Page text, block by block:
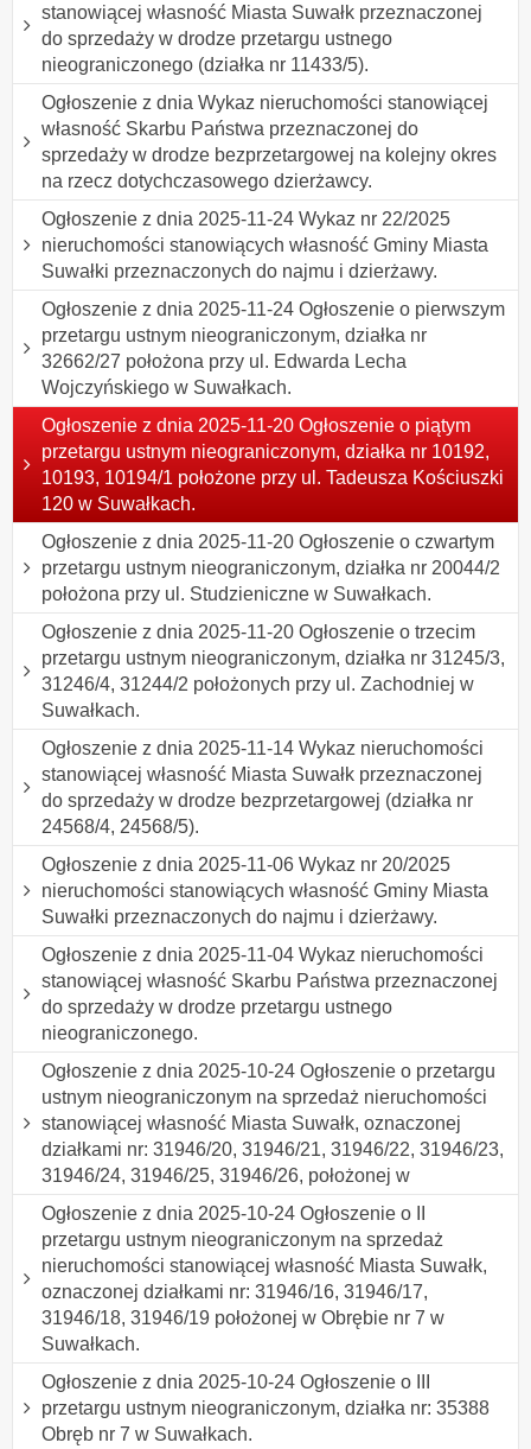
stanowiącej własność Miasta Suwałk przeznaczonej
do sprzedaży w drodze przetargu ustnego
nieograniczonego (działka nr 11433/5).
Ogłoszenie z dnia Wykaz nieruchomości stanowiącej
własność Skarbu Państwa przeznaczonej do
sprzedaży w drodze bezprzetargowej na kolejny okres
na rzecz dotychczasowego dzierżawcy.
Ogłoszenie z dnia 2025-11-24 Wykaz nr 22/2025
nieruchomości stanowiących własność Gminy Miasta
Suwałki przeznaczonych do najmu i dzierżawy.
Ogłoszenie z dnia 2025-11-24 Ogłoszenie o pierwszym
przetargu ustnym nieograniczonym, działka nr
32662/27 położona przy ul. Edwarda Lecha
Wojczyńskiego w Suwałkach.
Ogłoszenie z dnia 2025-11-20 Ogłoszenie o piątym
przetargu ustnym nieograniczonym, działka nr 10192,
10193, 10194/1 położone przy ul. Tadeusza Kościuszki
120 w Suwałkach.
Ogłoszenie z dnia 2025-11-20 Ogłoszenie o czwartym
przetargu ustnym nieograniczonym, działka nr 20044/2
położona przy ul. Studzieniczne w Suwałkach.
Ogłoszenie z dnia 2025-11-20 Ogłoszenie o trzecim
przetargu ustnym nieograniczonym, działka nr 31245/3,
31246/4, 31244/2 położonych przy ul. Zachodniej w
Suwałkach.
Ogłoszenie z dnia 2025-11-14 Wykaz nieruchomości
stanowiącej własność Miasta Suwałk przeznaczonej
do sprzedaży w drodze bezprzetargowej (działka nr
24568/4, 24568/5).
Ogłoszenie z dnia 2025-11-06 Wykaz nr 20/2025
nieruchomości stanowiących własność Gminy Miasta
Suwałki przeznaczonych do najmu i dzierżawy.
Ogłoszenie z dnia 2025-11-04 Wykaz nieruchomości
stanowiącej własność Skarbu Państwa przeznaczonej
do sprzedaży w drodze przetargu ustnego
nieograniczonego.
Ogłoszenie z dnia 2025-10-24 Ogłoszenie o przetargu
ustnym nieograniczonym na sprzedaż nieruchomości
stanowiącej własność Miasta Suwałk, oznaczonej
działkami nr: 31946/20, 31946/21, 31946/22, 31946/23,
31946/24, 31946/25, 31946/26, położonej w
Ogłoszenie z dnia 2025-10-24 Ogłoszenie o II
przetargu ustnym nieograniczonym na sprzedaż
nieruchomości stanowiącej własność Miasta Suwałk,
oznaczonej działkami nr: 31946/16, 31946/17,
31946/18, 31946/19 położonej w Obrębie nr 7 w
Suwałkach.
Ogłoszenie z dnia 2025-10-24 Ogłoszenie o III
przetargu ustnym nieograniczonym, działka nr: 35388
Obręb nr 7 w Suwałkach.